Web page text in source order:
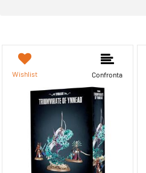
Wishlist Confronta